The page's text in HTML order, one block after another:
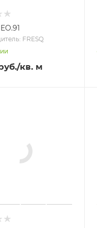
FRESQ
/кв. м